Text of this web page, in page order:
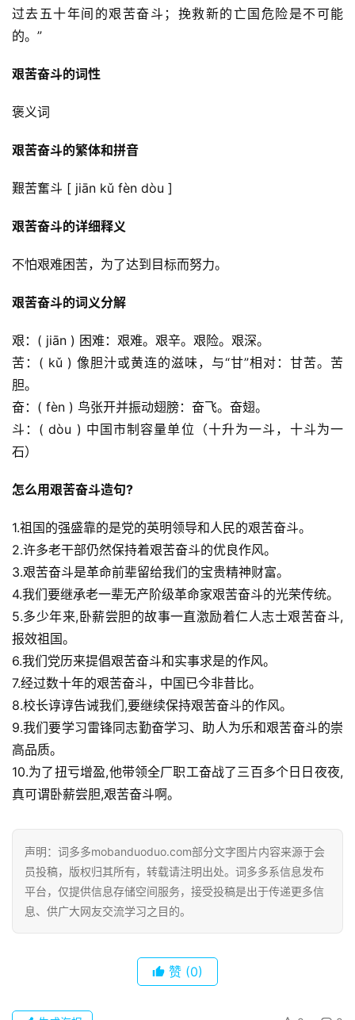
过去五十年间的艰苦奋斗；挽救新的亡国危险是不可能
的。”
艰苦奋斗的词性
褒义词
艰苦奋斗的繁体和拼音
艱苦奮斗 [ jiān kǔ fèn dòu ]
艰苦奋斗的详细释义
不怕艰难困苦，为了达到目标而努力。
艰苦奋斗的词义分解
艰：( jiān ) 困难：艰难。艰辛。艰险。艰深。
苦：( kǔ ) 像胆汁或黄连的滋味，与“甘”相对：甘苦。苦
胆。
奋：( fèn ) 鸟张开并振动翅膀：奋飞。奋翅。
斗：( dòu ) 中国市制容量单位（十升为一斗，十斗为一
石）
怎么用艰苦奋斗造句?
1.祖国的强盛靠的是党的英明领导和人民的艰苦奋斗。
2.许多老干部仍然保持着艰苦奋斗的优良作风。
3.艰苦奋斗是革命前辈留给我们的宝贵精神财富。
4.我们要继承老一辈无产阶级革命家艰苦奋斗的光荣传统。
5.多少年来,卧薪尝胆的故事一直激励着仁人志士艰苦奋斗,
报效祖国。
6.我们党历来提倡艰苦奋斗和实事求是的作风。
7.经过数十年的艰苦奋斗，中国已今非昔比。
8.校长谆谆告诫我们,要继续保持艰苦奋斗的作风。
9.我们要学习雷锋同志勤奋学习、助人为乐和艰苦奋斗的崇
高品质。
10.为了扭亏增盈,他带领全厂职工奋战了三百多个日日夜夜,
真可谓卧薪尝胆,艰苦奋斗啊。
声明：词多多mobanduoduo.com部分文字图片内容来源于会
员投稿，版权归其所有，转载请注明出处。词多多系信息发布
平台，仅提供信息存储空间服务，接受投稿是出于传递更多信
息、供广大网友交流学习之目的。
赞 (0)